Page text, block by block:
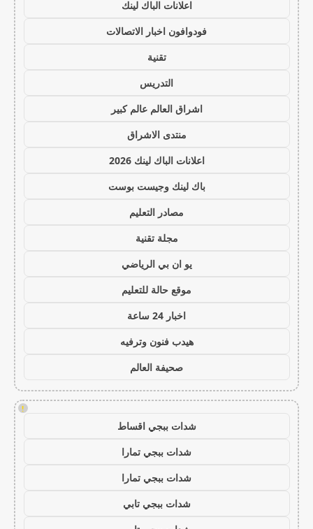
اعلانات الباك لينك
فودوافون اخبار الاتصالات
تقنية
التدريس
اشراق العالم عالم كبير
منتدى الاشراق
اعلانات الباك لينك 2026
باك لينك وجيست بوست
مصادر التعليم
مجلة تقنية
يو ان بي الرياضي
موقع حالة للتعليم
اخبار 24 ساعة
هيدب فنون وترفيه
صحيفة العالم
!
شدات ببجي اقساط
شدات ببجي تمارا
شدات ببجي تمارا
شدات ببجي تابي